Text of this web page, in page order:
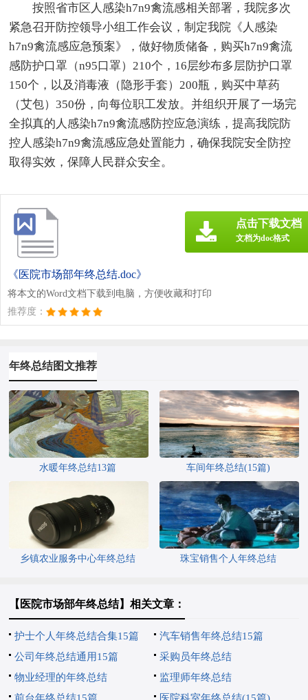
按照省市区人感染h7n9禽流感相关部署，我院多次
紧急召开防控领导小组工作会议，制定我院《人感染
h7n9禽流感应急预案》，做好物质储备，购买h7n9禽流
感防护口罩（n95口罩）210个，16层纱布多层防护口罩
150个，以及消毒液（隐形手套）200瓶，购买中草药
（艾包）350份，向每位职工发放。并组织开展了一场完
全拟真的人感染h7n9禽流感防控应急演练，提高我院防
控人感染h7n9禽流感应急处置能力，确保我院安全防控
取得实效，保障人民群众安全。
《医院市场部年终总结.doc》
将本文的Word文档下载到电脑，方便收藏和打印
推荐度：
点击下载文档
文档为doc格式
年终总结图文推荐
水暖年终总结13篇 车间年终总结(15篇)
乡镇农业服务中心年终总结 珠宝销售个人年终总结
【医院市场部年终总结】相关文章：
护士个人年终总结合集15篇
汽车销售年终总结15篇
公司年终总结通用15篇
采购员年终总结
物业经理的年终总结
监理师年终总结